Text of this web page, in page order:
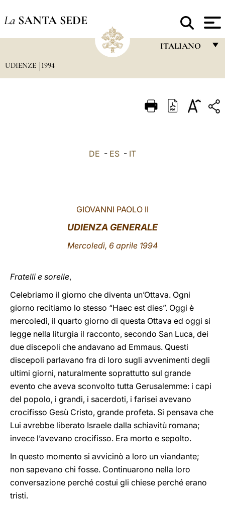
La SANTA SEDE
ITALIANO
ITALIANO
UDIENZE 1994
DE - ES - IT
GIOVANNI PAOLO II
UDIENZA GENERALE
Mercoledì, 6 aprile 1994
Fratelli e sorelle,
Celebriamo il giorno che diventa un’Ottava. Ogni
giorno recitiamo lo stesso “Haec est dies”. Oggi è
mercoledì, il quarto giorno di questa Ottava ed oggi si
legge nella liturgia il racconto, secondo San Luca, dei
due discepoli che andavano ad Emmaus. Questi
discepoli parlavano fra di loro sugli avvenimenti degli
ultimi giorni, naturalmente soprattutto sul grande
evento che aveva sconvolto tutta Gerusalemme: i capi
del popolo, i grandi, i sacerdoti, i farisei avevano
crocifisso Gesù Cristo, grande profeta. Si pensava che
Lui avrebbe liberato Israele dalla schiavitù romana;
invece l’avevano crocifisso. Era morto e sepolto.
In questo momento si avvicinò a loro un viandante;
non sapevano chi fosse. Continuarono nella loro
conversazione perché costui gli chiese perché erano
tristi.